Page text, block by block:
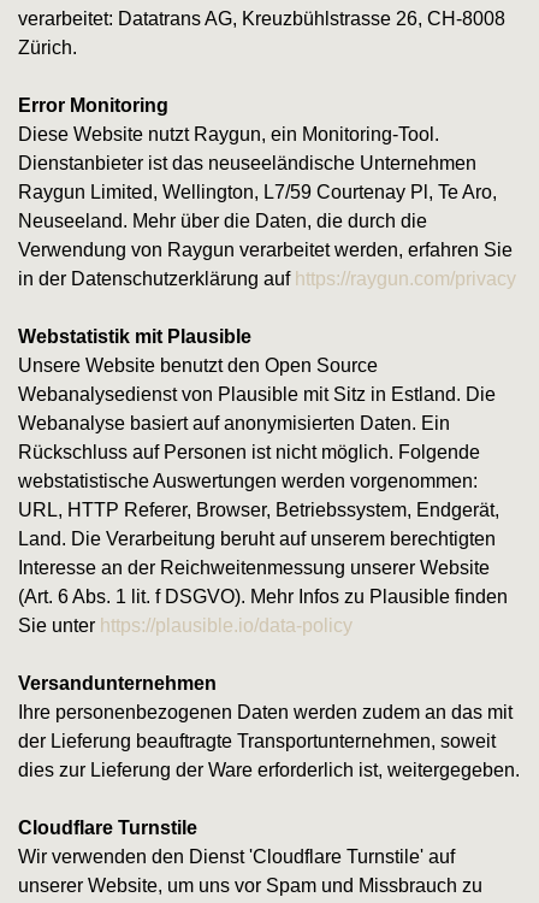
verarbeitet: Datatrans AG, Kreuzbühlstrasse 26, CH-8008
Zürich.
Error Monitoring
Diese Website nutzt Raygun, ein Monitoring-Tool.
Dienstanbieter ist das neuseeländische Unternehmen
Raygun Limited, Wellington, L7/59 Courtenay Pl, Te Aro,
Neuseeland. Mehr über die Daten, die durch die
Verwendung von Raygun verarbeitet werden, erfahren Sie
in der Datenschutzerklärung auf https://raygun.com/privacy
Webstatistik mit Plausible
Unsere Website benutzt den Open Source
Webanalysedienst von Plausible mit Sitz in Estland. Die
Webanalyse basiert auf anonymisierten Daten. Ein
Rückschluss auf Personen ist nicht möglich. Folgende
webstatistische Auswertungen werden vorgenommen:
URL, HTTP Referer, Browser, Betriebssystem, Endgerät,
Land. Die Verarbeitung beruht auf unserem berechtigten
Interesse an der Reichweitenmessung unserer Website
(Art. 6 Abs. 1 lit. f DSGVO). Mehr Infos zu Plausible finden
Sie unter https://plausible.io/data-policy
Versandunternehmen
Ihre personenbezogenen Daten werden zudem an das mit
der Lieferung beauftragte Transportunternehmen, soweit
dies zur Lieferung der Ware erforderlich ist, weitergegeben.
Cloudflare Turnstile
Wir verwenden den Dienst 'Cloudflare Turnstile' auf
unserer Website, um uns vor Spam und Missbrauch zu